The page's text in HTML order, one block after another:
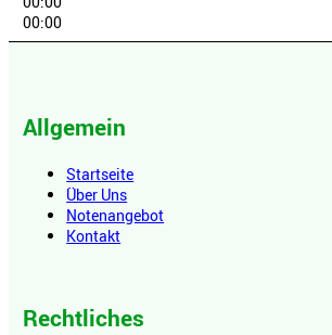
00:00
Allgemein
Startseite
Über Uns
Notenangebot
Kontakt
Rechtliches